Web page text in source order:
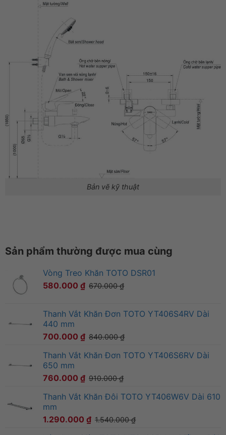
Bản vẽ kỹ thuật
Sản phẩm thường được mua cùng
Vòng Treo Khăn TOTO DSR01
580.000 ₫ 670.000₫
Thanh Vắt Khăn Đơn TOTO YT406S4RV Dài
440 mm
700.000 ₫ 840.000₫
Thanh Vắt Khăn Đơn TOTO YT406S6RV Dài
650 mm
760.000 ₫ 910.000₫
Thanh Vắt Khăn Đôi TOTO YT406W6V Dài 610
mm
1.290.000 ₫ 1.540.000₫